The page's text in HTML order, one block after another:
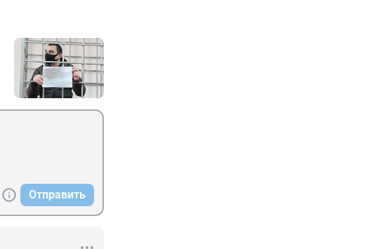
Отправить